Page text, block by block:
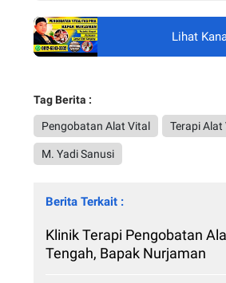
Lihat
Tag Berita :
Pengobatan Alat Vital Terapi Alat
M. Yadi Sanusi
Berita Terkait :
Klinik Terapi Pengobatan
Tengah, Bapak Nurjaman